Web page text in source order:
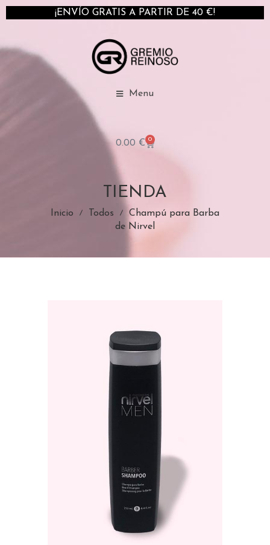
0.00 € 0
Menu
¡ENVÍO GRATIS A PARTIR DE 40 €!
TIENDA
Inicio Todos
Champú para Barba
de Nirvel